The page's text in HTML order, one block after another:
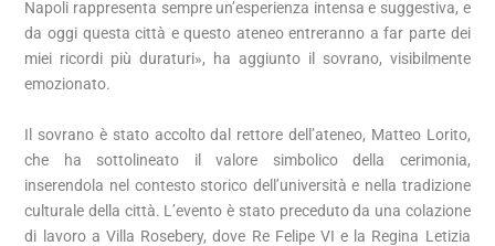
Napoli rappresenta sempre un’esperienza intensa e suggestiva, e
da oggi questa città e questo ateneo entreranno a far parte dei
miei ricordi più duraturi», ha aggiunto il sovrano, visibilmente
emozionato.
Il sovrano è stato accolto dal rettore dell’ateneo, Matteo Lorito,
che ha sottolineato il valore simbolico della cerimonia,
inserendola nel contesto storico dell’università e nella tradizione
culturale della città. L’evento è stato preceduto da una colazione
di lavoro a Villa Rosebery, dove Re Felipe VI e la Regina Letizia